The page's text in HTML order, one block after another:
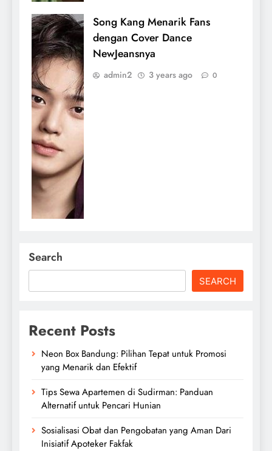
Song Kang Menarik Fans
dengan Cover Dance
NewJeansnya
admin2 3 years ago 0
Search
SEARCH
Recent Posts
Neon Box Bandung: Pilihan Tepat untuk Promosi
yang Menarik dan Efektif
Tips Sewa Apartemen di Sudirman: Panduan
Alternatif untuk Pencari Hunian
Sosialisasi Obat dan Pengobatan yang Aman Dari
Inisiatif Apoteker Fakfak